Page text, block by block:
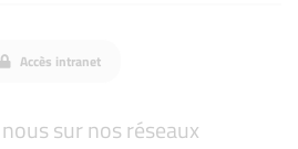
Accès intranet
sur nos réseaux